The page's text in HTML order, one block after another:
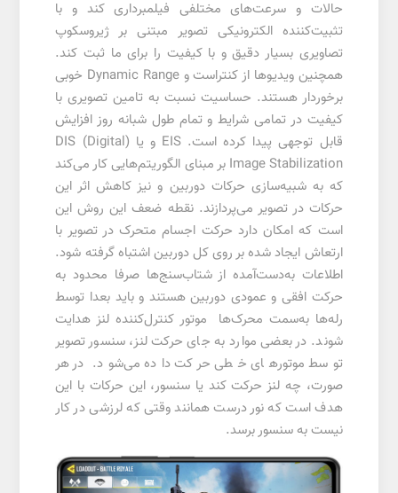
حالات و سرعت‌های مختلفی فیلمبرداری کند و با
تثبیت‌کننده الکترونیکی تصویر مبتنی بر ژیروسکوپ
تصاویری بسیار دقیق و با کیفیت را برای ما ثبت کند.
همچنین ویدیوها از کنتراست و Dynamic Range خوبی
برخوردار هستند. حساسیت نسبت به تامین تصویری با
کیفیت در تمامی شرایط و تمام طول شبانه روز افزایش
قابل توجهی پیدا کرده است. EIS و یا (DIS (Digital
Image Stabilization بر مبنای الگوریتم‌هایی کار می‌کند
که به شبیه‌سازی حرکات دوربین و نیز کاهش اثر این
حرکات در تصویر می‌پردازند. نقطه ضعف این روش این
است که امکان دارد حرکت اجسام متحرک در تصویر با
ارتعاش ایجاد شده بر روی کل دوربین اشتباه گرفته شود.
اطلاعات به‌دست‌آمده از شتاب‌سنج‌ها صرفا محدود به
حرکت افقی و عمودی دوربین هستند و باید بعدا توسط
رله‌ها به‌سمت محرک‌ها موتور کنترل‌کننده لنز هدایت
شوند. در بعضی موارد به جای حرکت لنز، سنسور تصویر
توسط موتورهای خطی حرکت داده می‌شود. در هر
صورت‌، چه لنز حرکت کند یا سنسور، این حرکات با این
هدف است که نور درست همانند وقتی که لرزشی در کار
نیست به سنسور برسد.